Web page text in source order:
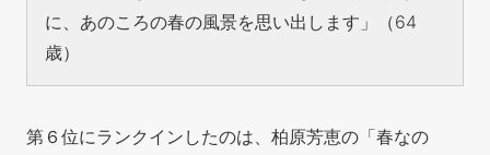
に、あのころの春の風景を思い出します」（64
歳）
第６位にランクインしたのは、柏原芳恵の「春なの